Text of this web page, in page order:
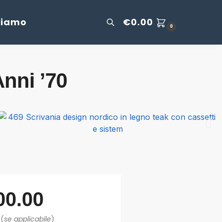
€0.00 0
’70
se applicabile)